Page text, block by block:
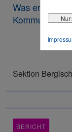
Was erwartet
Sektion
BERICHT